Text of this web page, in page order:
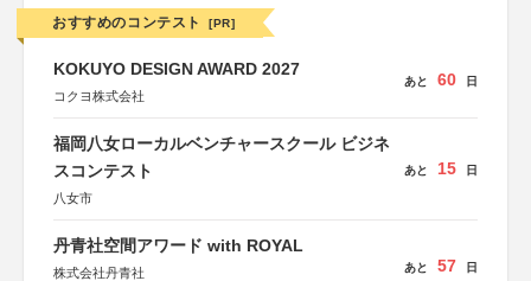
おすすめのコンテスト [PR]
KOKUYO DESIGN AWARD 2027
コクヨ株式会社
あと 60 日
福岡八女ローカルベンチャースクール ビジネ
スコンテスト
八女市
あと 15 日
丹青社空間アワード with ROYAL
株式会社丹青社
あと 57 日